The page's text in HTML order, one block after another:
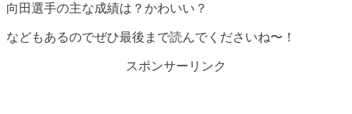
向田選手の主な成績は？かわいい？
などもあるのでぜひ最後まで読んでくださいね〜！
スポンサーリンク